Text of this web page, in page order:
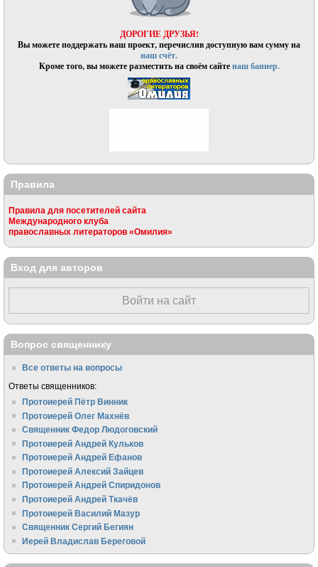
ДОРОГИЕ ДРУЗЬЯ!
Вы можете поддержать наш проект, перечислив доступную вам сумму на
наш счёт.
Кроме того, вы можете разместить на своём сайтенаш баннер.
Правила
Правила для посетителей сайта
Международного клуба
православных литераторов «Омилия»
Вход для авторов
Войти на сайт
Вопрос священнику
Все ответы на вопросы
Ответы священников:
Протоиерей Пётр Винник
Протоиерей Олег Махнёв
Священник Федор Людоговский
Протоиерей Андрей Кульков
Протоиерей Андрей Ефанов
Протоиерей Алексий Зайцев
Протоиерей Андрей Спиридонов
Протоиерей Андрей Ткачёв
Протоиерей Василий Мазур
Священник Сергий Бегиян
Иерей Владислав Береговой